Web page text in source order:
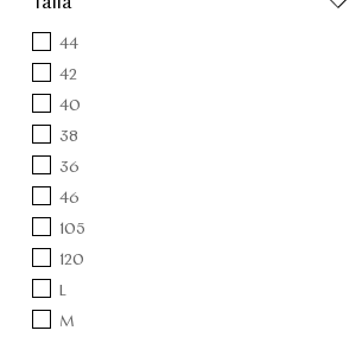
44
42
40
38
36
46
105
120
L
M